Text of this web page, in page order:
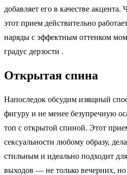
добавляет его в качестве
этот прием действительно
наряды с эффектным оттенком
градус дерзости .
Открытая спина
Напоследок обсудим изящный
фигуру и не менее безупречную
топ с открытой спиной. Этот
сексуальности любому образу,
стильным и идеально подходит
выходов — не только вечерних,